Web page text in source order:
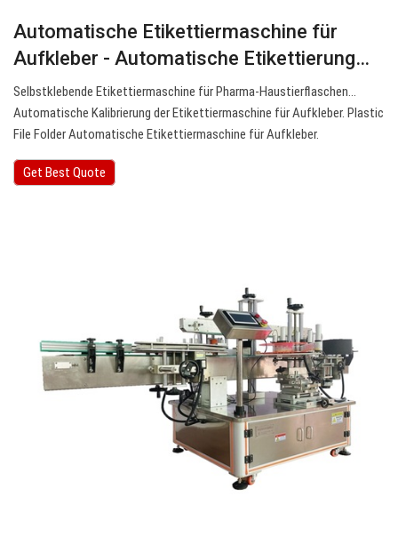
Automatische Etikettiermaschine für
Aufkleber - Automatische Etikettierung…
Selbstklebende Etikettiermaschine für Pharma-Haustierflaschen…
Automatische Kalibrierung der Etikettiermaschine für Aufkleber. Plastic
File Folder Automatische Etikettiermaschine für Aufkleber.
Get Best Quote